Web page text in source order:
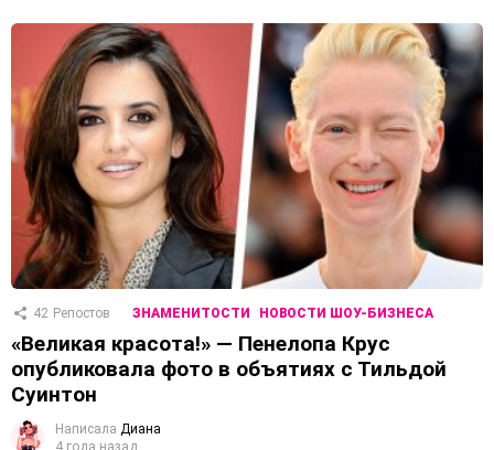
42 Репостов ЗНАМЕНИТОСТИ НОВОСТИ ШОУ-БИЗНЕСА
«Великая красота!» — Пенелопа Крус
опубликовала фото в объятиях с Тильдой
Суинтон
Написала Диана
4 года назад